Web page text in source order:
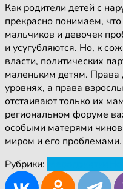
Как родители детей с
прекрасно понимаем,
мальчиков и девочек
и усугубляются. Но, к
власти, политических
маленьким детям.
уровнях, а права
отстаивают только их
региональном форуме
особыми матерями
миром и его проблемами.
Рубрики: